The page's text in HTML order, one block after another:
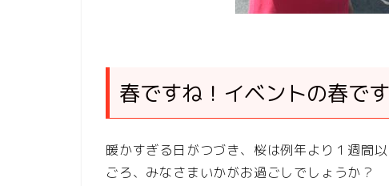
春ですね！イベントの春で
暖かすぎる日がつづき、桜は例年より１週間
ごろ、みなさまいかがお過ごしでしょうか？